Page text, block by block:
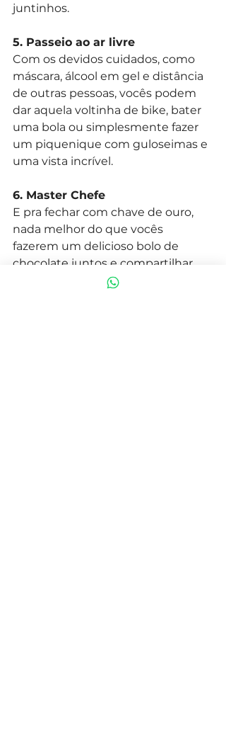
juntinhos.
5. Passeio ao ar livre
Com os devidos cuidados, como
máscara, álcool em gel e distância
de outras pessoas, vocês podem
dar aquela voltinha de bike, bater
uma bola ou simplesmente fazer
um piquenique com guloseimas e
uma vista incrível.
6. Master Chefe
E pra fechar com chave de ouro,
nada melhor do que vocês
fazerem um delicioso bolo de
chocolate juntos e compartilhar
gostosas risadas. Não é mesmo?